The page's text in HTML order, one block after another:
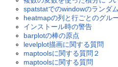
spatstatでのwindowのランダ
heatmapの列と行ごとのグル
インストール時の警告
barplotの棒の原点
levelplot描画に関する質問
maptoolsに関する質問２
maptoolsに関する質問